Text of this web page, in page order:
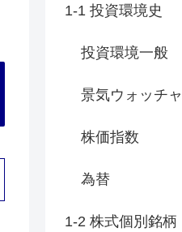
1-1 投資環境史
投資環境一般
景気ウォッチ
株価指数
為替
1-2 株式個別銘柄